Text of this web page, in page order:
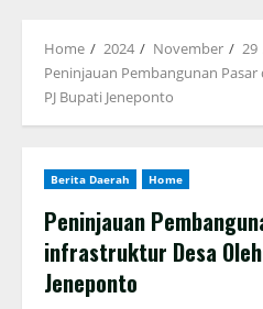
Home 2024 November
29
Peninjauan Pembangunan
PJ Bupati Jeneponto
Berita Daerah Home
Peninjauan
infrastruktur Desa
Jeneponto